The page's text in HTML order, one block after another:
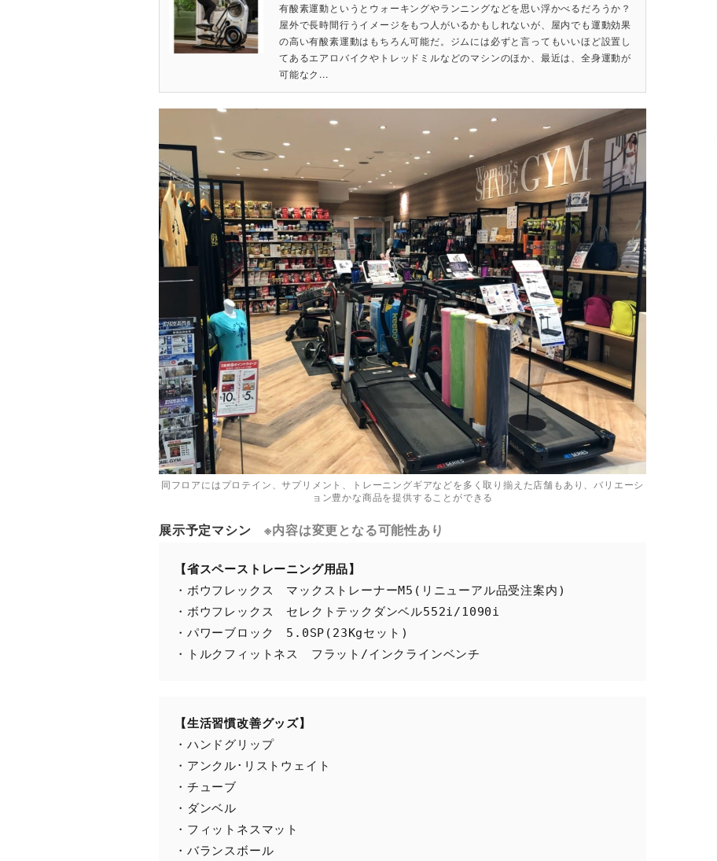
有酸素運動というとウォーキングやランニングなどを思い浮かべるだろうか？
屋外で長時間行うイメージをもつ人がいるかもしれないが、屋内でも運動効果
の高い有酸素運動はもちろん可能だ。ジムには必ずと言ってもいいほど設置し
てあるエアロバイクやトレッドミルなどのマシンのほか、最近は、全身運動が
可能なク...
同フロアにはプロテイン、サプリメント、トレーニングギアなどを多く取り揃えた店舗もあり、バリエーシ
ョン豊かな商品を提供することができる
展示予定マシン ※内容は変更となる可能性あり
【省スペーストレーニング用品】
・ボウフレックス　マックストレーナーM5(リニューアル品受注案内)
・ボウフレックス　セレクトテックダンベル552i/1090i
・パワーブロック　5.0SP(23Kgセット)
・トルクフィットネス　フラット/インクラインベンチ
【生活習慣改善グッズ】
・ハンドグリップ
・アンクル･リストウェイト
・チューブ
・ダンベル
・フィットネスマット
・バランスボール